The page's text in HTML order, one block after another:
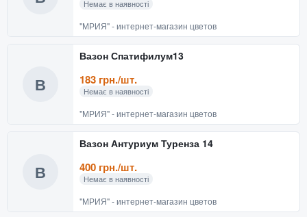
Немає в наявності
"МРИЯ" - интернет-магазин цветов
В
Вазон Спатифилум13
183 грн./шт.
Немає в наявності
"МРИЯ" - интернет-магазин цветов
В
Вазон Антуриум Туренза 14
400 грн./шт.
Немає в наявності
"МРИЯ" - интернет-магазин цветов